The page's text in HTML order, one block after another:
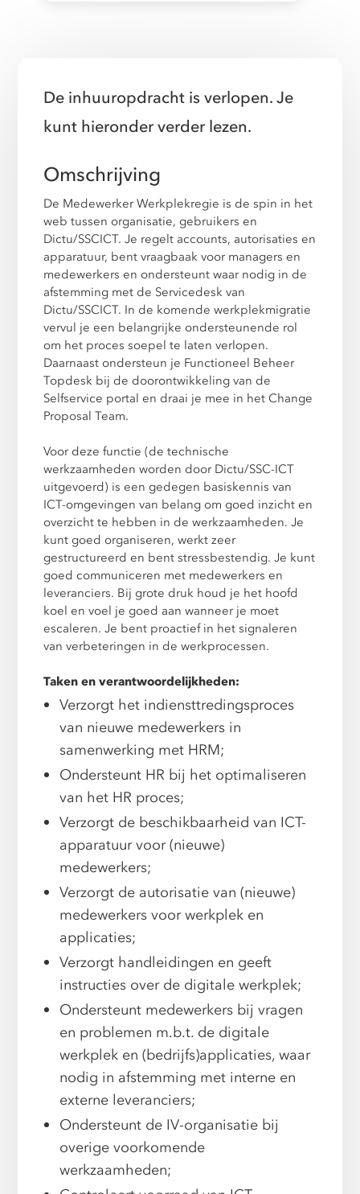
De inhuuropdracht is verlopen. Je
kunt hieronder verder lezen.
Omschrijving
De Medewerker Werkplekregie is de spin in het
web tussen organisatie, gebruikers en
Dictu/SSCICT. Je regelt accounts, autorisaties en
apparatuur, bent vraagbaak voor managers en
medewerkers en ondersteunt waar nodig in de
afstemming met de Servicedesk van
Dictu/SSCICT. In de komende werkplekmigratie
vervul je een belangrijke ondersteunende rol
om het proces soepel te laten verlopen.
Daarnaast ondersteun je Functioneel Beheer
Topdesk bij de doorontwikkeling van de
Selfservice portal en draai je mee in het Change
Proposal Team.
Voor deze functie (de technische
werkzaamheden worden door Dictu/SSC-ICT
uitgevoerd) is een gedegen basiskennis van
ICT-omgevingen van belang om goed inzicht en
overzicht te hebben in de werkzaamheden. Je
kunt goed organiseren, werkt zeer
gestructureerd en bent stressbestendig. Je kunt
goed communiceren met medewerkers en
leveranciers. Bij grote druk houd je het hoofd
koel en voel je goed aan wanneer je moet
escaleren. Je bent proactief in het signaleren
van verbeteringen in de werkprocessen.
Taken en verantwoordelijkheden:
Verzorgt het indiensttredingsproces
van nieuwe medewerkers in
samenwerking met HRM;
Ondersteunt HR bij het optimaliseren
van het HR proces;
Verzorgt de beschikbaarheid van ICT-
apparatuur voor (nieuwe)
medewerkers;
Verzorgt de autorisatie van (nieuwe)
medewerkers voor werkplek en
applicaties;
Verzorgt handleidingen en geeft
instructies over de digitale werkplek;
Ondersteunt medewerkers bij vragen
en problemen m.b.t. de digitale
werkplek en (bedrijfs)applicaties, waar
nodig in afstemming met interne en
externe leveranciers;
Ondersteunt de IV-organisatie bij
overige voorkomende
werkzaamheden;